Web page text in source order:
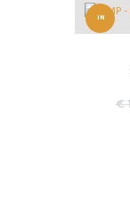
IN
€